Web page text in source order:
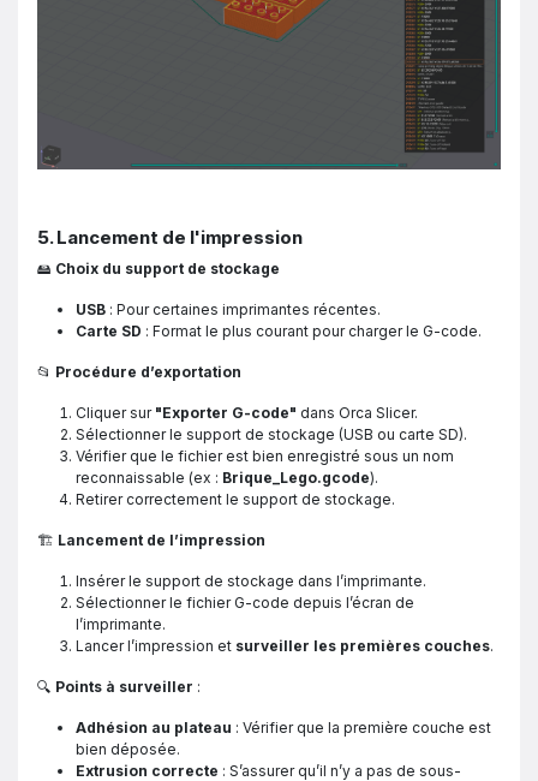
5. Lancement de l'impression
🖴 Choix du support de stockage
USB : Pour certaines imprimantes récentes.
Carte SD : Format le plus courant pour charger le G-code.
📂 Procédure d’exportation
Cliquer sur "Exporter G-code" dans Orca Slicer.
Sélectionner le support de stockage (USB ou carte SD).
Vérifier que le fichier est bien enregistré sous un nom
reconnaissable (ex : Brique_Lego.gcode).
Retirer correctement le support de stockage.
🏗️ Lancement de l’impression
Insérer le support de stockage dans l’imprimante.
Sélectionner le fichier G-code depuis l’écran de
l’imprimante.
Lancer l’impression et surveiller les premières couches.
🔍 Points à surveiller :
Adhésion au plateau : Vérifier que la première couche est
bien déposée.
Extrusion correcte : S’assurer qu’il n’y a pas de sous-